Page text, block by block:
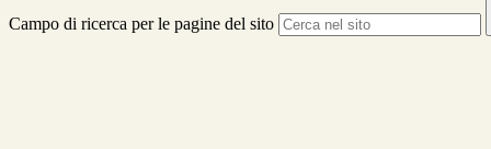
Campo di ricerca per le pagine del sito